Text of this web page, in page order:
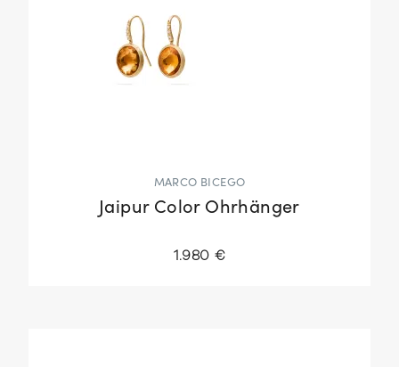
MARCO BICEGO
Jaipur Color Ohrhänger
1.980 €